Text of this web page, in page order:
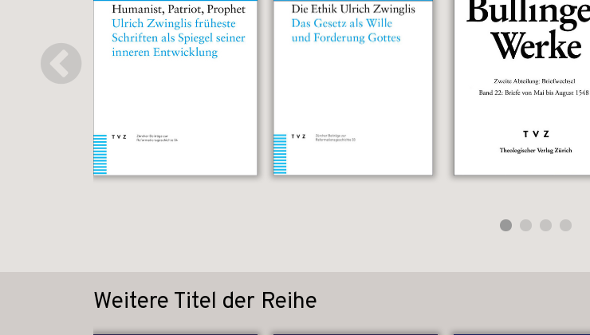
Weitere Titel der Reihe